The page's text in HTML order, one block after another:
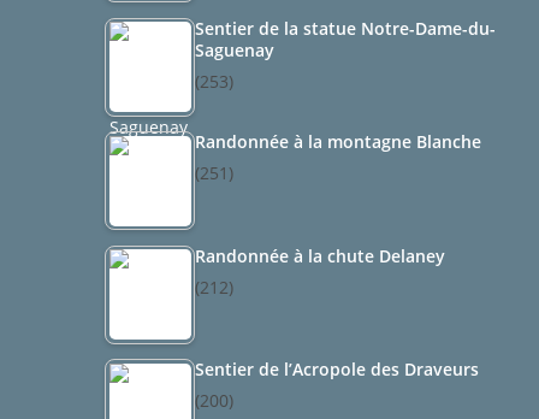
Sentier de la statue Notre-Dame-du-
Saguenay
(253)
Randonnée à la montagne Blanche
(251)
Randonnée à la chute Delaney
(212)
Sentier de l’Acropole des Draveurs
(200)